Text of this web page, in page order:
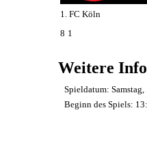
1. FC Köln
8 1
Weitere
Spieldatum:
Beginn des Spiels: